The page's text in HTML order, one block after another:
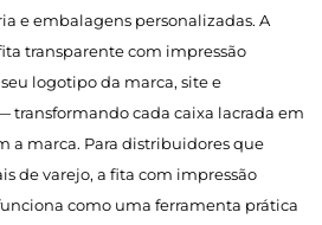
e embalagens personalizadas. A
transparente com impressão
logotipo da marca, site e
transformando cada caixa lacrada em
a marca. Para distribuidores que
de varejo, a fita com impressão
como uma ferramenta prática